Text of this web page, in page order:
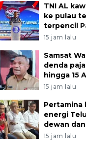
TNI AL
ke pulau
terpencil
15 jam lalu
Samsat
denda
hingga 15
15 jam lalu
Pertamina
energi
dewan
15 jam lalu